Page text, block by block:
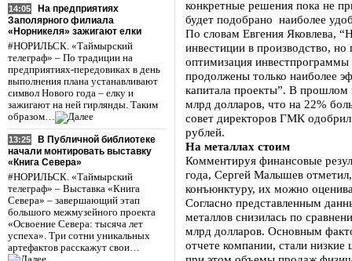
14:05
На предприятиях
Заполярного филиала
«Норникеля» зажигают елки
#НОРИЛЬСК. «Таймырский
телеграф» – По традиции на
предприятиях-передовиках в день
выполнения плана устанавливают
символ Нового года – елку и
зажигают на ней гирлянды. Таким
образом…
13:25
В Публичной библиотеке
начали монтировать выставку
«Книга Севера»
#НОРИЛЬСК. «Таймырский
телеграф» – Выставка «Книга
Севера» – завершающий этап
большого межмузейного проекта
«Освоение Севера: тысяча лет
успеха». Три сотни уникальных
артефактов расскажут свои…
конкретные решения пока не
будет подобрано наиболее
По словам Евгения Яковлева,
инвестиции в производство,
оптимизация
продолжены только наиболее
капитала проекты”. В прошлом
млрд долларов, что на 22%
совет директоров ГМК
рублей.
На металлах стоим
Комментируя финансовые
года, Сергей Малышев
конъюнктуру, их можно
Согласно представленным
металлов снизилась по
млрд долларов. Основным
отчете компании, стали